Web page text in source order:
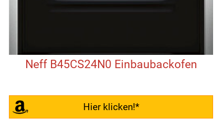
Neff B45CS24N0 Einbaubackofen
Hier klicken!*